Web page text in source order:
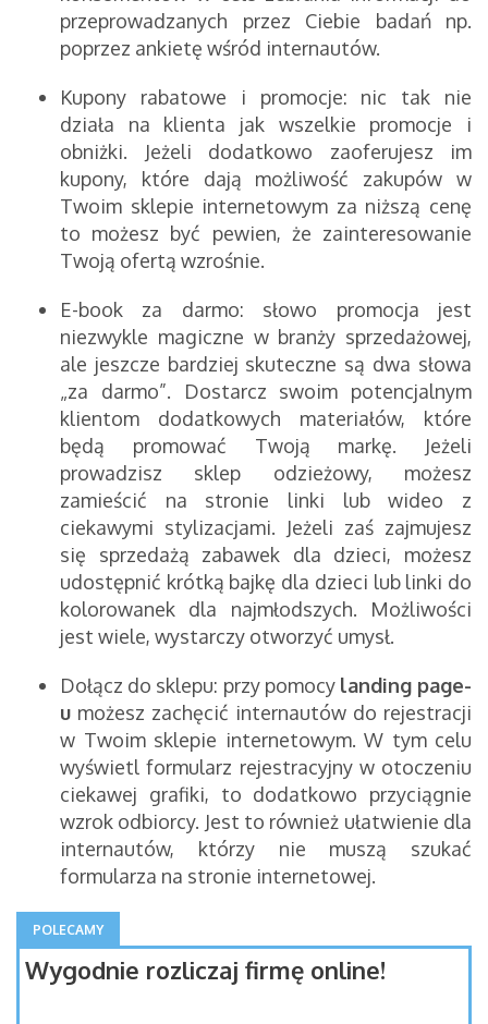
przeprowadzanych przez Ciebie badań np.
poprzez ankietę wśród internautów.
Kupony rabatowe i promocje: nic tak nie
działa na klienta jak wszelkie promocje i
obniżki. Jeżeli dodatkowo zaoferujesz im
kupony, które dają możliwość zakupów w
Twoim sklepie internetowym za niższą cenę
to możesz być pewien, że zainteresowanie
Twoją ofertą wzrośnie.
E-book za darmo: słowo promocja jest
niezwykle magiczne w branży sprzedażowej,
ale jeszcze bardziej skuteczne są dwa słowa
„za darmo”. Dostarcz swoim potencjalnym
klientom dodatkowych materiałów, które
będą promować Twoją markę. Jeżeli
prowadzisz sklep odzieżowy, możesz
zamieścić na stronie linki lub wideo z
ciekawymi stylizacjami. Jeżeli zaś zajmujesz
się sprzedażą zabawek dla dzieci, możesz
udostępnić krótką bajkę dla dzieci lub linki do
kolorowanek dla najmłodszych. Możliwości
jest wiele, wystarczy otworzyć umysł.
Dołącz do sklepu: przy pomocy landing page-
u możesz zachęcić internautów do rejestracji
w Twoim sklepie internetowym. W tym celu
wyświetl formularz rejestracyjny w otoczeniu
ciekawej grafiki, to dodatkowo przyciągnie
wzrok odbiorcy. Jest to również ułatwienie dla
internautów, którzy nie muszą szukać
formularza na stronie internetowej.
POLECAMY
Wygodnie rozliczaj firmę online!